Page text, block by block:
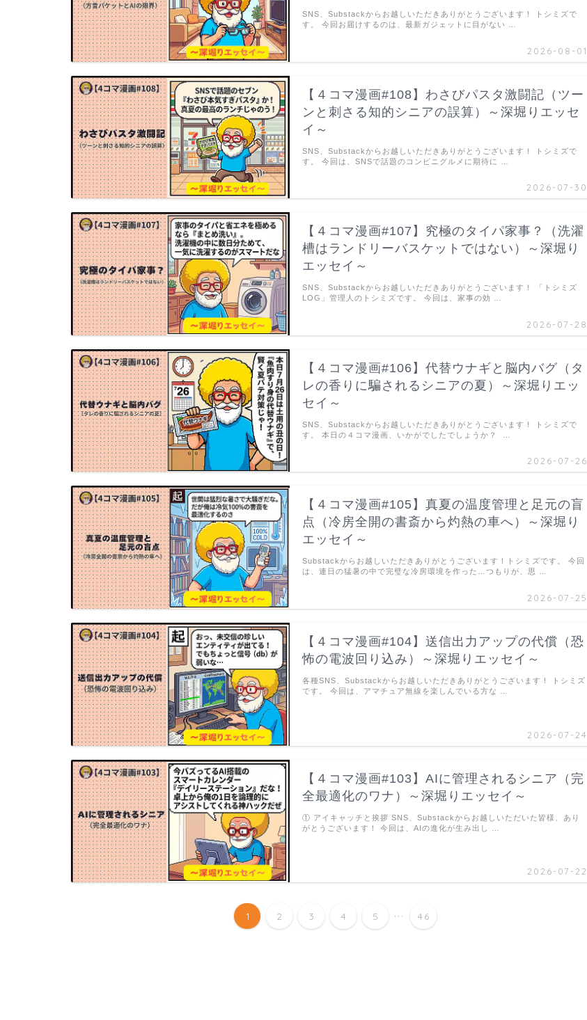
2026-08-01
SNS、Substackからお越しいただきありがとうございます！ トシミズで
す。 今回お届けするのは、最新ガジェットに目がない …
【４コマ漫画#108】わさびパスタ激闘記（ツー
ンと刺さる知的シニアの誤算）～深堀りエッセ
イ～
2026-07-30
SNS、Substackからお越しいただきありがとうございます！ トシミズで
す。 今回は、SNSで話題のコンビニグルメに期待に …
【４コマ漫画#107】究極のタイパ家事？（洗濯
槽はランドリーバスケットではない）～深堀り
エッセイ～
2026-07-28
SNS、Substackからお越しいただきありがとうございます！ 「トシミズ
LOG」管理人のトシミズです。 今回は、家事の効 …
【４コマ漫画#106】代替ウナギと脳内バグ（タ
レの香りに騙されるシニアの夏）～深堀りエッ
セイ～
2026-07-26
SNS、Substackからお越しいただきありがとうございます！ トシミズで
す。 本日の４コマ漫画、いかがでしたでしょうか？ …
【４コマ漫画#105】真夏の温度管理と足元の盲
点（冷房全開の書斎から灼熱の車へ）～深堀り
エッセイ～
2026-07-25
Substackからお越しいただきありがとうございます！トシミズです。 今回
は、連日の猛暑の中で完璧な冷房環境を作った…つもりが、思 …
【４コマ漫画#104】送信出力アップの代償（恐
怖の電波回り込み）～深堀りエッセイ～
2026-07-24
各種SNS、Substackからお越しいただきありがとうございます！ トシミズ
です。 今回は、アマチュア無線を楽しんでいる方な …
【４コマ漫画#103】AIに管理されるシニア（完
全最適化のワナ）～深堀りエッセイ～
2026-07-22
① アイキャッチと挨拶 SNS、Substackからお越しいただいた皆様、あり
がとうございます！ 今回は、AIの進化が生み出し …
1 2 3 4 5 ... 46